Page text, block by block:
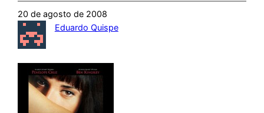
20 de agosto de 2008
Eduardo Quispe